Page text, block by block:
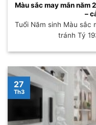
Màu sắc may mắn năm
–
Tuổi Năm sinh Màu sắc
tránh Tý
27
Th3